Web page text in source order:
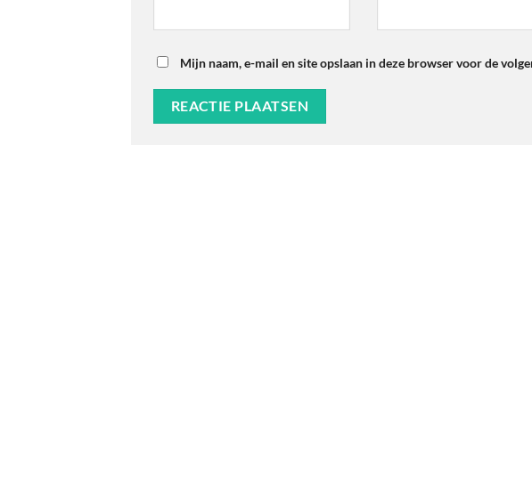
Mijn naam, e-mail en site opslaan in deze browser voor de